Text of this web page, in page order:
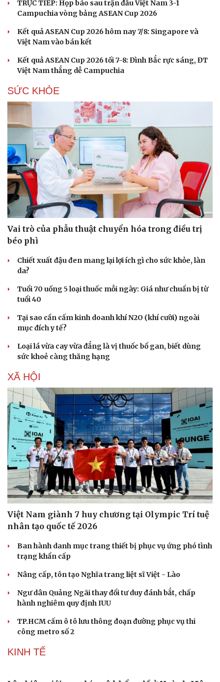
Văn hóa
Sân khấu - Điện ảnh
Văn học
Âm nhạc
Di sản
Giải trí
Nghệ sĩ
Thời trang
Sao Việt
Du lịch
Tư vấn
check-in
Podcast
TRỰC TIẾP: Họp báo sau trận đấu Việt Nam 3-1
Campuchia vòng bảng ASEAN Cup 2026
Kết quả ASEAN Cup 2026 hôm nay 7/8: Singapore và
Việt Nam vào bán kết
Kết quả ASEAN Cup 2026 tối 7-8: Đình Bắc rực sáng, ĐT
Việt Nam thắng dễ Campuchia
SỨC KHỎE
Vai trò của phẫu thuật chuyển hóa trong điều trị
béo phì
Chiết xuất đậu đen mang lại lợi ích gì cho sức khỏe, làn
da?
Tuổi 70 uống 5 loại thuốc mỗi ngày: Giá như chuẩn bị từ
tuổi 40
Tại sao cần cấm kinh doanh khí N2O (khí cười) ngoài
mục đích y tế?
Loại lá vừa cay vừa đắng là vị thuốc bổ gan, biết dùng
sức khoẻ càng thăng hạng
XÃ HỘI
Việt Nam giành 7 huy chương tại Olympic Trí tuệ
nhân tạo quốc tế 2026
Ban hành danh mục trang thiết bị phục vụ ứng phó tình
trạng khẩn cấp
Nâng cấp, tôn tạo Nghĩa trang liệt sĩ Việt - Lào
Ngư dân Quảng Ngãi thay đổi tư duy đánh bắt, chấp
hành nghiêm quy định IUU
TP.HCM cấm ô tô lưu thông đoạn đường phục vụ thi
công metro số 2
KINH TẾ